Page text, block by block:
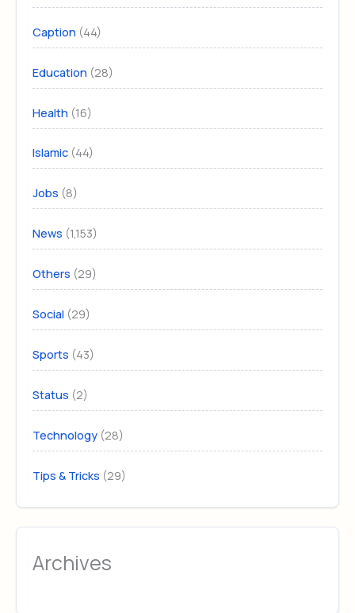
Caption (44)
Education (28)
Health (16)
Islamic (44)
Jobs (8)
News (1,153)
Others (29)
Social (29)
Sports (43)
Status (2)
Technology (28)
Tips & Tricks (29)
Archives